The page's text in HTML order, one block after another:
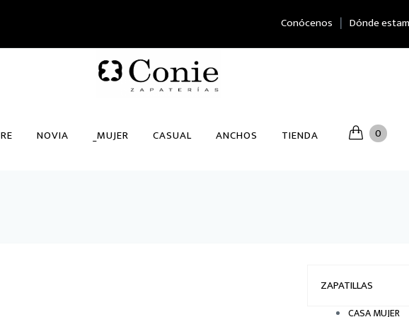
Conócenos | Dónde
NOVIA _MUJER CASUAL ANCHOS TIENDA 0
ZAPATILLAS
CASA MUJER